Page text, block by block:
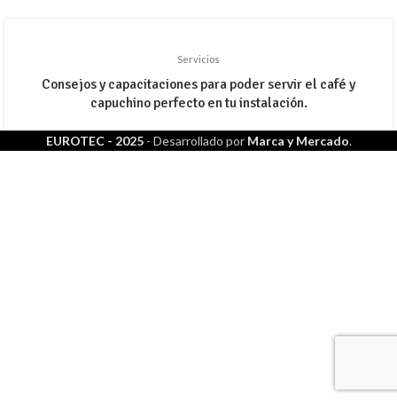
Servicios
Consejos y capacitaciones para poder servir el café y
capuchino perfecto en tu instalación.
EUROTEC - 2025 - Desarrollado por Marca y Mercado.